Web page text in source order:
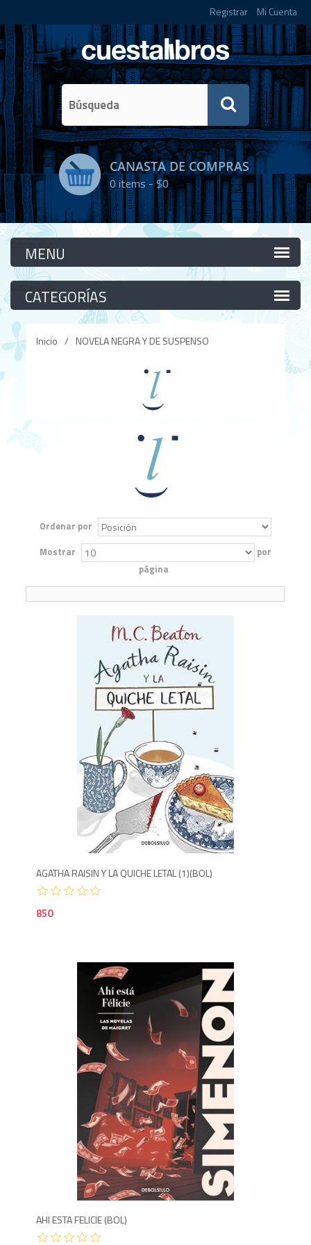
Registrar Mi Cuenta
CANASTA DE COMPRAS
0items -$0
Categorías
Categorías
Inicio / NOVELA NEGRA Y DE SUSPENSO
Ordenar por
Mostrar
por
página
AGATHA RAISIN Y LA QUICHE LETAL (1)(BOL)
850
AHI ESTA FELICIE (BOL)